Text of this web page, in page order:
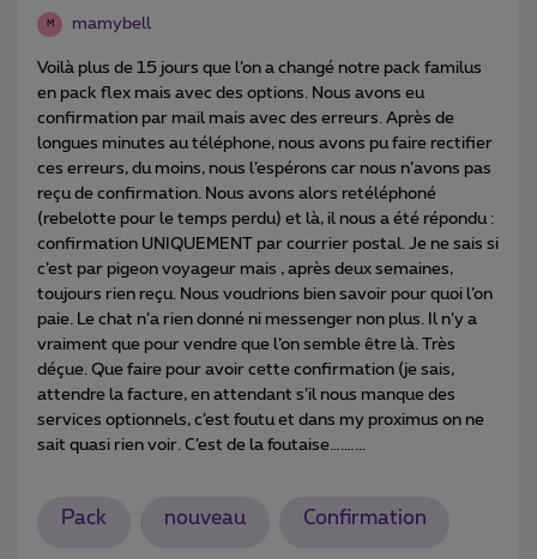
M mamybell
Voilà plus de 15 jours que l’on a changé notre pack familus
en pack flex mais avec des options. Nous avons eu
confirmation par mail mais avec des erreurs. Après de
longues minutes au téléphone, nous avons pu faire rectifier
ces erreurs, du moins, nous l’espérons car nous n’avons pas
reçu de confirmation. Nous avons alors retéléphoné
(rebelotte pour le temps perdu) et là, il nous a été répondu :
confirmation UNIQUEMENT par courrier postal. Je ne sais si
c’est par pigeon voyageur mais , après deux semaines,
toujours rien reçu. Nous voudrions bien savoir pour quoi l’on
paie. Le chat n’a rien donné ni messenger non plus. Il n’y a
vraiment que pour vendre que l’on semble être là. Très
déçue. Que faire pour avoir cette confirmation (je sais,
attendre la facture, en attendant s’il nous manque des
services optionnels, c’est foutu et dans my proximus on ne
sait quasi rien voir. C’est de la foutaise….…...
Pack nouveau Confirmation